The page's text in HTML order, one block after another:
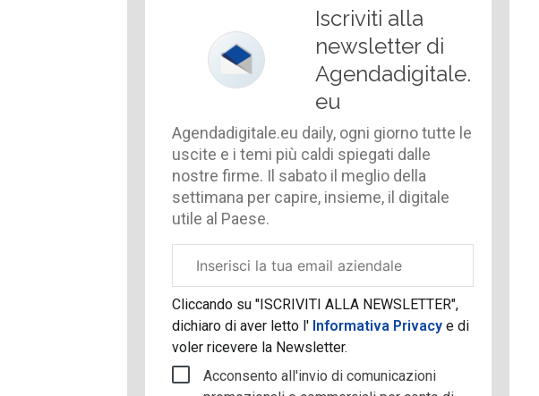
Iscriviti alla
newsletter di
Agendadigitale.
eu
Agendadigitale.eu daily, ogni giorno tutte le
uscite e i temi più caldi spiegati dalle
nostre firme. Il sabato il meglio della
settimana per capire, insieme, il digitale
utile al Paese.
aziendale
Cliccando su "ISCRIVITI ALLA NEWSLETTER",
dichiaro di aver letto l' Informativa Privacye di
voler ricevere la Newsletter.
Acconsento all'invio di comunicazioni